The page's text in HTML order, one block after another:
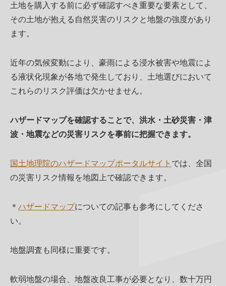
土地を購入する前に必ず確認すべき重要な要素として、
その土地が抱える自然災害のリスクと地盤の強度があり
ます。
近年の気候変動により、豪雨による浸水被害や地震によ
る液状化現象が各地で発生しており、土地選びにおいて
これらのリスク評価は欠かせません。
ハザードマップを確認することで、洪水・土砂災害・津
波・地震などの災害リスクを事前に把握できます。
国土地理院のハザードマップポータルサイト では、全国
の災害リスク情報を地図上で確認できます。
＊ ハザードマップについての記事も参考にしてくださ
い。
地盤調査も同様に重要です。
軟弱地盤の場合、地盤改良工事が必要となり、数十万円